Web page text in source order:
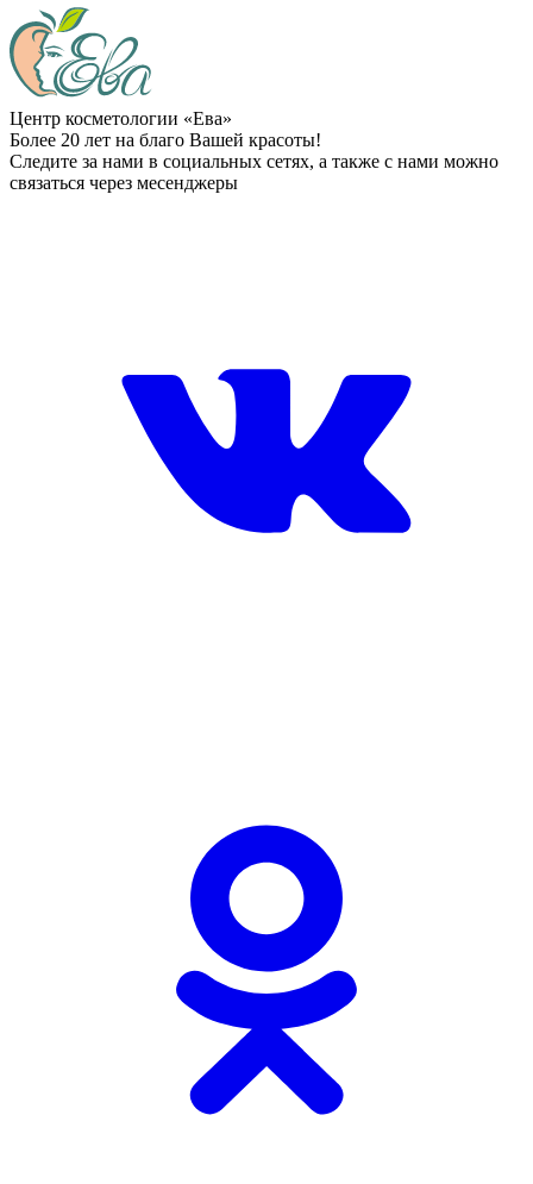
Центр косметологии «Ева»
Более 20 лет на благо Вашей красоты!
Следите за нами в социальных сетях, а также с нами можно
связаться через месенджеры